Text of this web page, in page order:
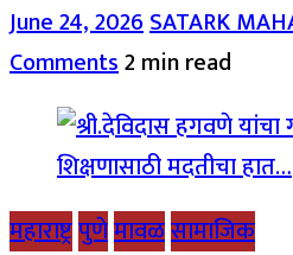
June 24, 2026SATARK
Comments2 min read
महाराष्ट्रपुणेमावळसामाजिक